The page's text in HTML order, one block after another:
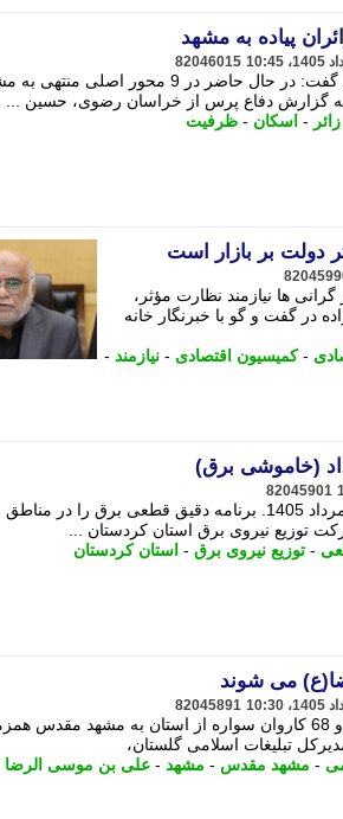
82046015
گزارش دفاع پرس از خراسان رضوی، حسین ...
زائر - اسکان - ظرفیت
دولت بر بازار است
ها نیازمند نظارت مؤثر،
در گفت و گو با خبرنگار خانه
-کمیسیون اقتصادی - نیازمند -
82045901
جدول قطعی برق و خاموشی برق سنندج امروز شنبه 17 مرداد 1405. برنامه دقیق قطعی
توزیع نیروی برق استان کردستان ...
- توزیع نیروی برق - استان کردستان
82045891
مدیرکل تبلیغات اسلامی گلستان از اعزام 25 کاروان پیاده و 68 کاروان سواره از استان به
تبلیغات اسلامی گلستان،
- مشهد مقدس - مشهد - علی بن موسی الرضا